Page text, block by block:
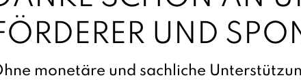
UND
monetäre und sachliche